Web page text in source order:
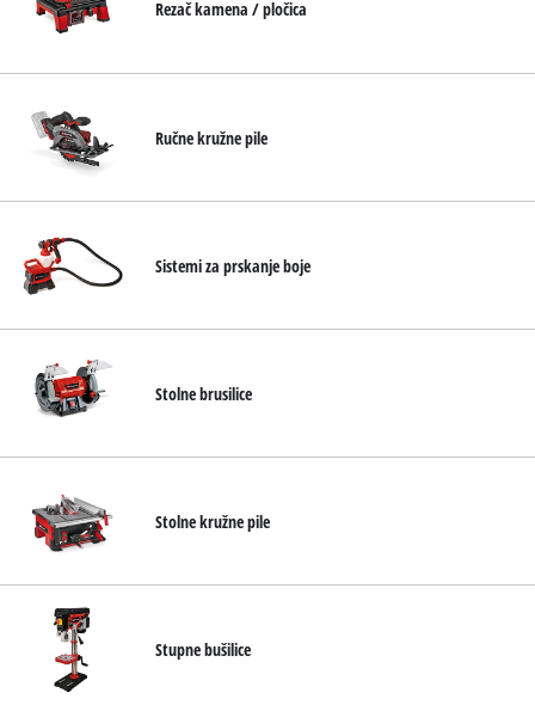
Rezač kamena / pločica
Ručne kružne pile
Sistemi za prskanje boje
Stolne brusilice
Stolne kružne pile
Stupne bušilice